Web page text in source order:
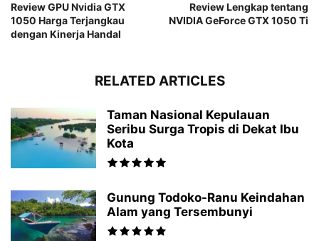
Review GPU Nvidia GTX
1050 Harga Terjangkau
dengan Kinerja Handal
Review Lengkap tentang
NVIDIA GeForce GTX 1050 Ti
RELATED ARTICLES
Taman Nasional Kepulauan
Seribu Surga Tropis di Dekat Ibu
Kota
Gunung Todoko-Ranu Keindahan
Alam yang Tersembunyi